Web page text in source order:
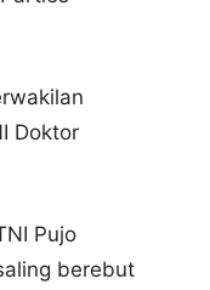
Doktor
Pujo
berebut